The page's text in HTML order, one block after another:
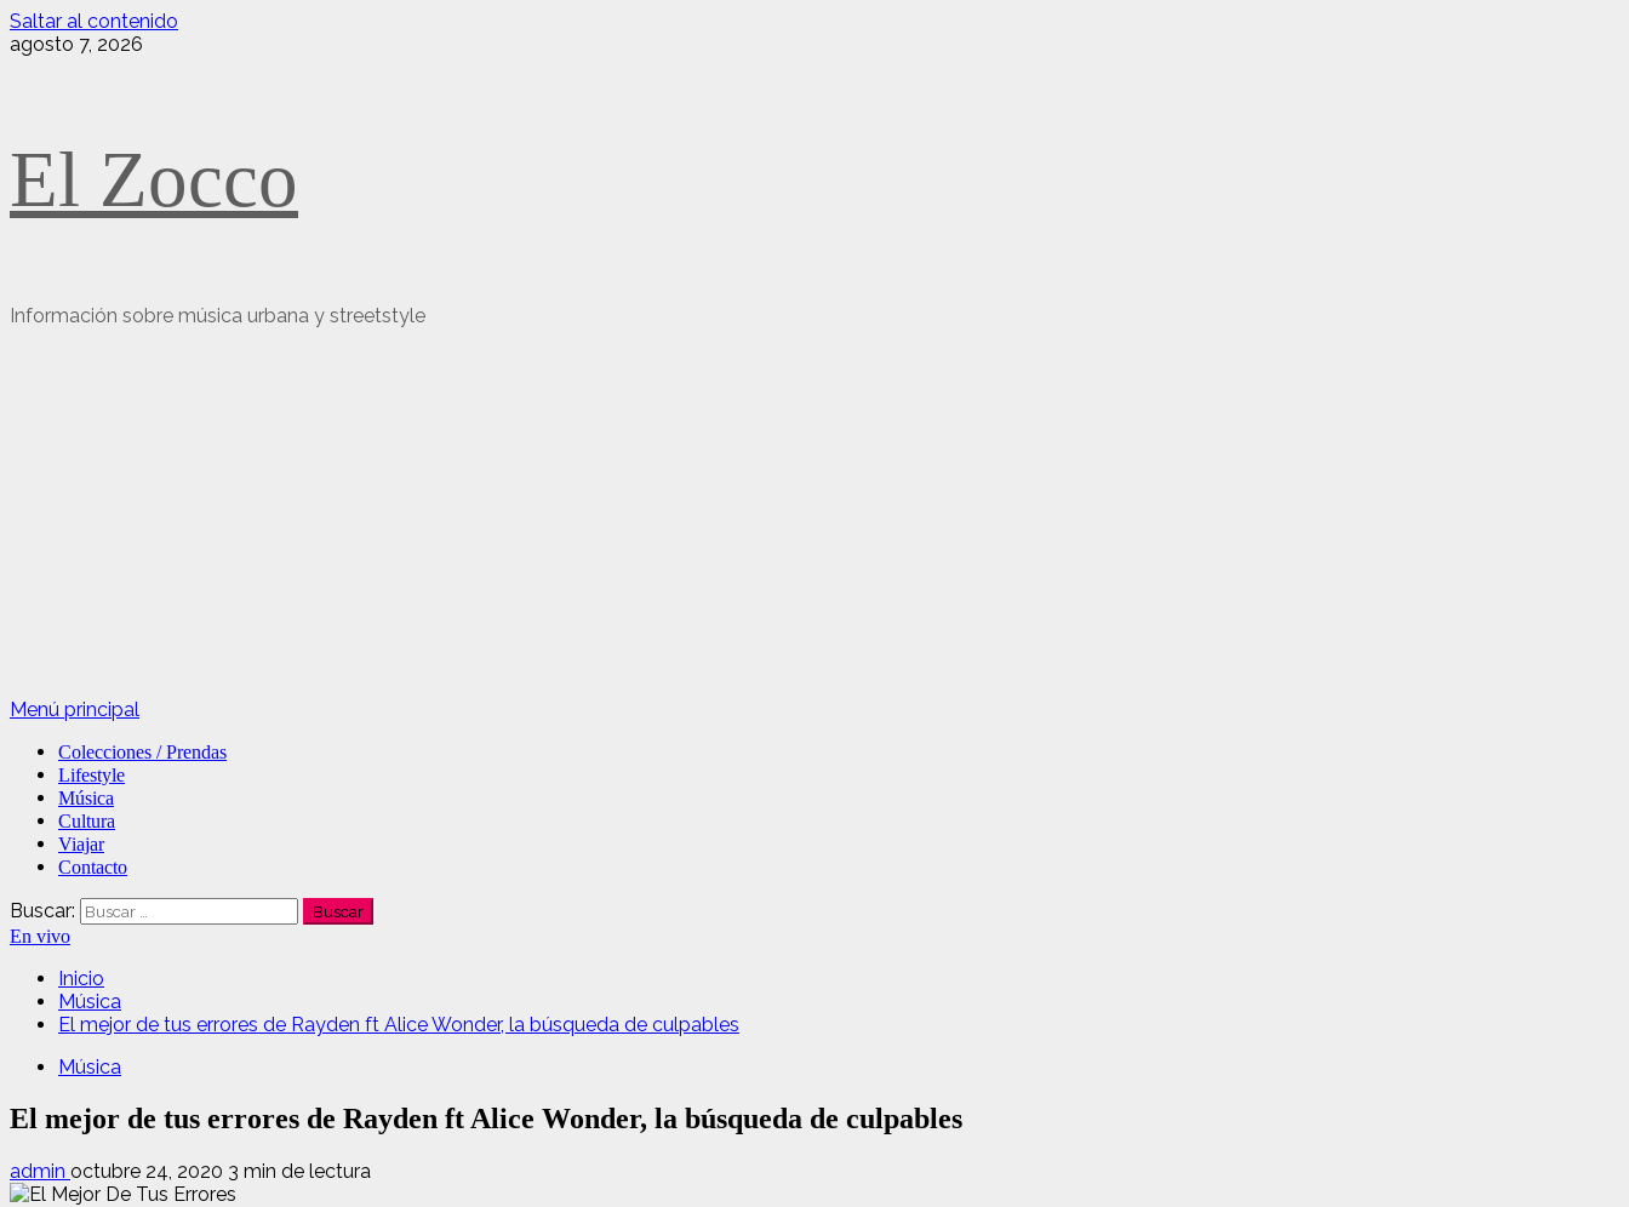
Saltar al contenido
agosto 7, 2026
El Zocco
Información sobre música urbana y streetstyle
Menú principal
Colecciones / Prendas
Lifestyle
Música
Cultura
Viajar
Contacto
Buscar:
En vivo
Inicio
Música
El mejor de tus errores de Rayden ft Alice Wonder, la búsqueda de culpables
Música
El mejor de tus errores de Rayden ft Alice Wonder, la búsqueda de culpables
admin octubre 24, 2020 3 min de lectura